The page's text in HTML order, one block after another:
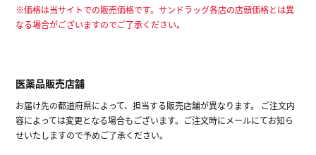
※価格は当サイトでの販売価格です。サンドラッグ各店の店頭価格とは異
なる場合がございますのでご了承ください。
医薬品販売店舗
お届け先の都道府県によって、担当する販売店舗が異なります。 ご注文内
容によっては変更となる場合もございます。ご注文時にメールにてお知ら
せいたしますので予めご了承ください。